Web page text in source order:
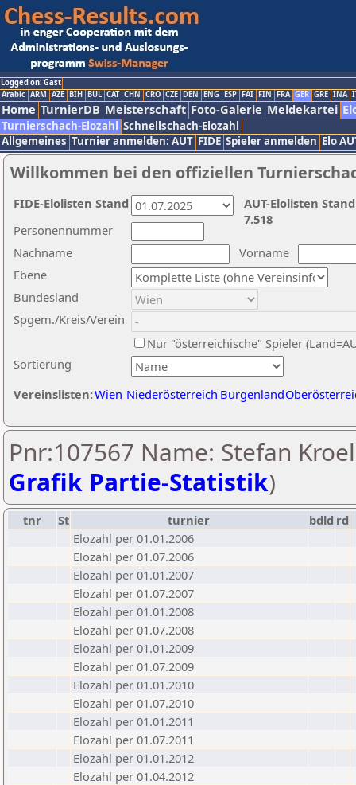
Logged on: Gast
Arabic ARM AZE BIH BUL CAT CHN CRO CZE DEN ENG ESP FAI FIN FRA GER GRE INA
Home TurnierDB Meisterschaft Foto-Galerie Meldekartei
Turnierschach-Elozahl Schnellschach-Elozahl
Allgemeines Turnier anmelden: AUT FIDE Spieler anmelden Elo
Willkommen bei den offiziellen
Nachname
Vorname
Ebene
Sortierung
Personennummer
Bundesland
Spgem./Kreis/Verein
Nur "österreichische" Spieler
Vereinslisten:Wien Niederösterreich Burgenland
AUT-Elolisten
7.518
FIDE-Elolisten Stand
Pnr:107567 Name: Stefan
Grafik Partie-Statistik)
tnr St turnier bdld rd
Elozahl per 01.01.2006
Elozahl per 01.07.2006
Elozahl per 01.01.2007
Elozahl per 01.07.2007
Elozahl per 01.01.2008
Elozahl per 01.07.2008
Elozahl per 01.01.2009
Elozahl per 01.07.2009
Elozahl per 01.01.2010
Elozahl per 01.07.2010
Elozahl per 01.01.2011
Elozahl per 01.07.2011
Elozahl per 01.01.2012
Elozahl per 01.04.2012